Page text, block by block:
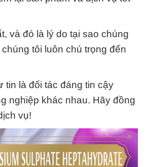
và đó là lý do tại sao chúng
tôi luôn chú trọng đến
là đối tác đáng tin cậy
nghiệp khác nhau. Hãy đồng
vụ!